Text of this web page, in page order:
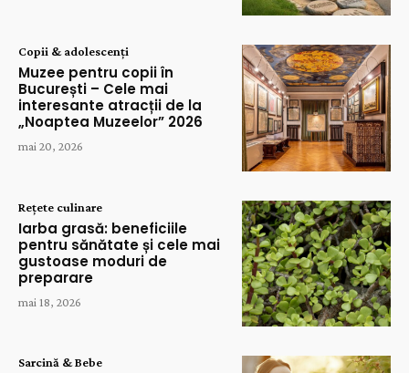
Copii & adolescenți
Muzee pentru copii în
București – Cele mai
interesante atracții de la
„Noaptea Muzeelor” 2026
mai 20, 2026
Rețete culinare
Iarba grasă: beneficiile
pentru sănătate și cele mai
gustoase moduri de
preparare
mai 18, 2026
Sarcină & Bebe